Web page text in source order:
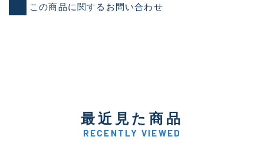
この商品に関するお問い合わせ
最近見た商品
RECENTLY VIEWED